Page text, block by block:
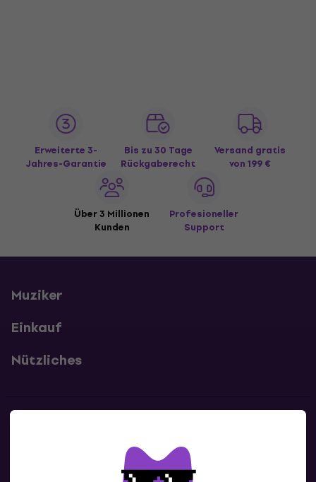
Erweiterte 3-
Jahres-Garantie
Bis zu 30 Tage
Rückgaberecht
Versand gratis
von 199 €
Über 3 Millionen
Kunden
Profesioneller
Support
Muziker
Einkauf
Nützliches
Kontaktiere uns